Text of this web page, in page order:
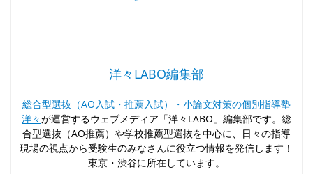
洋々LABO編集部
総合型選抜（AO入試・推薦入試）・小論文対策の個別指導塾
洋々が運営するウェブメディア「洋々LABO」編集部です。総
合型選抜（AO推薦）や学校推薦型選抜を中心に、日々の指導
現場の視点から受験生のみなさんに役立つ情報を発信します！
東京・渋谷に所在しています。